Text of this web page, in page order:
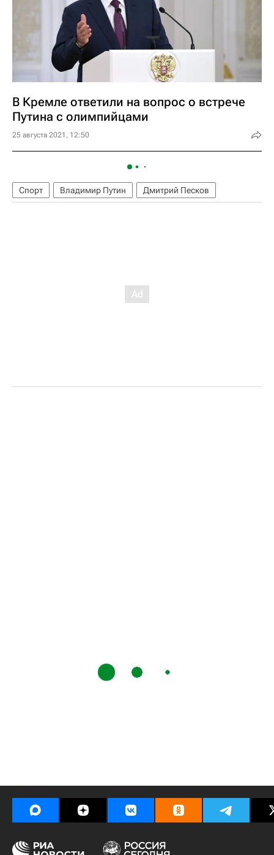
В Кремле ответили на вопрос о встрече
Путина с олимпийцами
25 августа 2021, 12:50
Спорт Владимир Путин Дмитрий Песков